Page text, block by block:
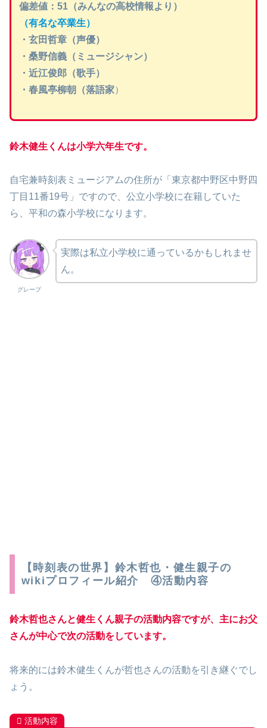
偏差値：51（みんなの高校情報より）
（有名な卒業生）
・玄田哲章（声優）
・桑野信義（ミュージシャン）
・近江俊郎（歌手）
・春風亭柳朝（落語家）
鈴木健生くんは小学六年生です。
自宅兼時刻表ミュージアムの住所が「東京都中野区中野四
丁目11番19号」ですので、公立小学校に在籍していた
ら、平和の森小学校になります。
グレープ
実際は私立小学校に通っているかもしれませ
ん。
【時刻表の世界】鈴木哲也・健生親子の
wikiプロフィール紹介 ④活動内容
鈴木哲也さんと健生くん親子の活動内容ですが、主にお父
さんが中心で次の活動をしています。
将来的には鈴木健生くんが哲也さんの活動を引き継ぐでし
ょう。
活動内容